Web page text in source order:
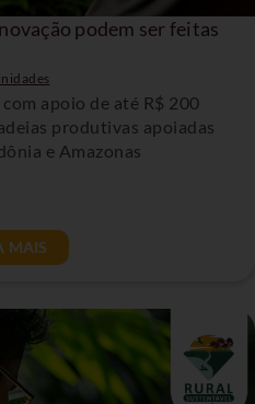
podem ser feitas
apoio de até R$ 200
produtivas apoiadas
e Amazonas
MAIS